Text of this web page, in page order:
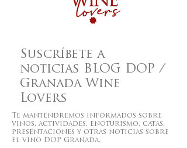
Suscríbete a
noticias BLOG DOP /
Granada Wine
Lovers
Te mantendremos informados sobre
vinos, actividades, enoturismo, catas,
presentaciones y otras noticias sobre
el vino DOP Granada.